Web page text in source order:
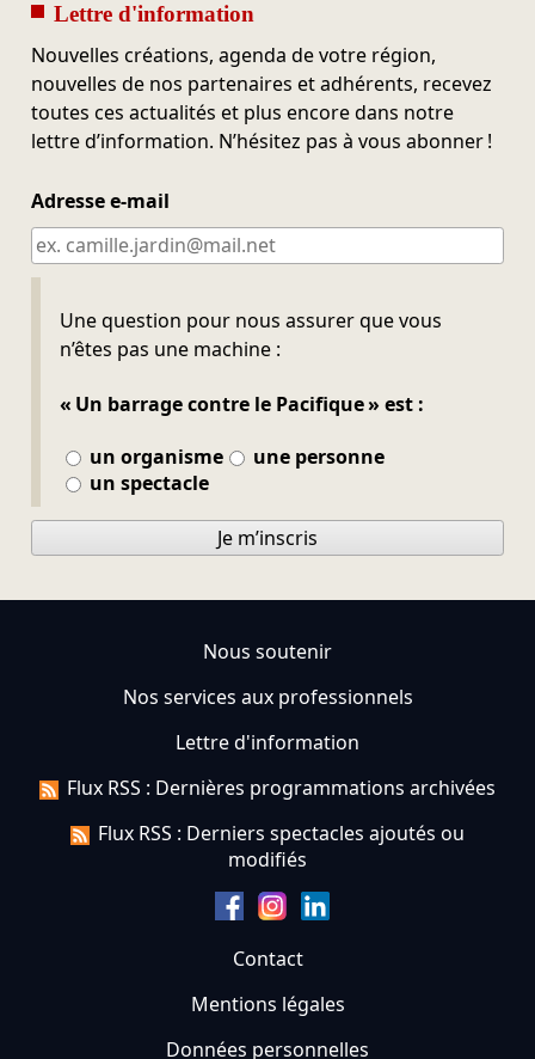
Lettre d'information
Nouvelles créations, agenda de votre région,
nouvelles de nos partenaires et adhérents, recevez
toutes ces actualités et plus encore dans notre
lettre d’information. N’hésitez pas à vous abonner !
Adresse e-mail
Une question pour nous assurer que vous
n’êtes pas une machine :
« Un barrage contre le Pacifique » est :
un organisme
une personne
un spectacle
Ne pas remplir
Je m’inscris
Nous soutenir
Nos services aux professionnels
Lettre d'information
Flux RSS : Dernières programmations archivées
Flux RSS : Derniers spectacles ajoutés ou
modifiés
Contact
Mentions légales
Données personnelles